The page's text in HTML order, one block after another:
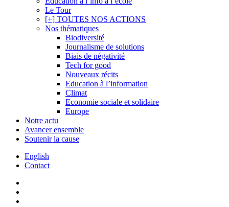
Le Tour
[+] TOUTES NOS ACTIONS
Nos thématiques
Biodiversité
Journalisme de solutions
Biais de négativité
Tech for good
Nouveaux récits
Education à l’information
Climat
Economie sociale et solidaire
Europe
Notre actu
Avancer ensemble
Soutenir la cause
English
Contact